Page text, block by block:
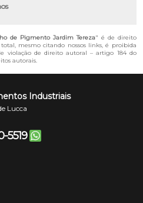
de Pigmento Jardim Tereza" é de direito
mesmo citando nossos links, é proibida
violação de direito autoral – artigo 184 do
autorais.
Industriais
Lucca
5519